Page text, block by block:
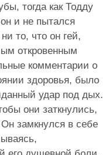
тогда как Тодду
и не пытался
то, что он гей,
откровенным
комментарии о
здоровья, было
удар под дых.
они заткнулись,
замкнулся в себе